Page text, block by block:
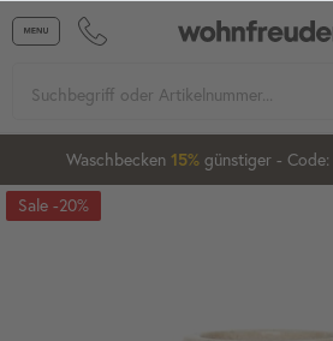
Waschbecken 15% günstiger - Code:
20%
-20%